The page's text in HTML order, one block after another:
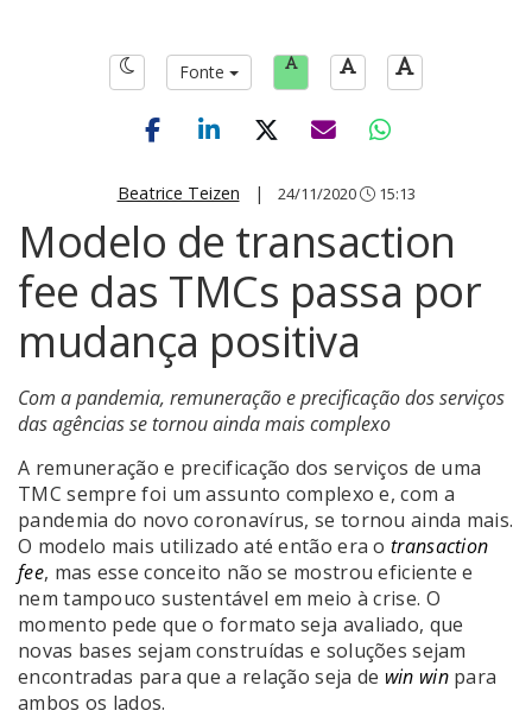
Fonte
Beatrice Teizen | 24/11/2020 15:13
Modelo de transaction
fee das TMCs passa por
mudança positiva
Com a pandemia, remuneração e precificação dos serviços
das agências se tornou ainda mais complexo
A remuneração e precificação dos serviços de uma
TMC sempre foi um assunto complexo e, com a
pandemia do novo coronavírus, se tornou ainda mais.
O modelo mais utilizado até então era o transaction
fee, mas esse conceito não se mostrou eficiente e
nem tampouco sustentável em meio à crise. O
momento pede que o formato seja avaliado, que
novas bases sejam construídas e soluções sejam
encontradas para que a relação seja de win winpara
ambos os lados.